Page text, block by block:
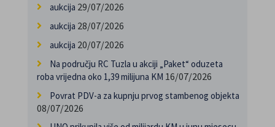
aukcija 29/07/2026
aukcija 28/07/2026
aukcija 20/07/2026
Na području RC Tuzla u akciji „Paket“ oduzeta
roba vrijedna oko 1,39 milijuna KM 16/07/2026
Povrat PDV-a za kupnju prvog stambenog objekta
08/07/2026